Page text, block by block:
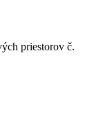
priestorov č.